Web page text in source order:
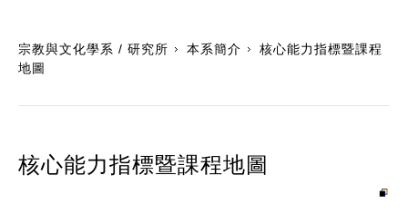
宗教與文化學系 / 研究所 本系簡介
核心能力指標暨課程
地圖
核心能力指標暨課程地圖